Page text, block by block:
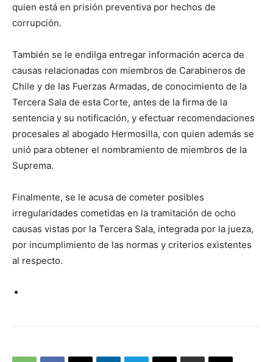
quien está en prisión preventiva por hechos de
corrupción.
También se le endilga entregar información acerca de
causas relacionadas con miembros de Carabineros de
Chile y de las Fuerzas Armadas, de conocimiento de la
Tercera Sala de esta Corte, antes de la firma de la
sentencia y su notificación, y efectuar recomendaciones
procesales al abogado Hermosilla, con quien además se
unió para obtener el nombramiento de miembros de la
Suprema.
Finalmente, se le acusa de cometer posibles
irregularidades cometidas en la tramitación de ocho
causas vistas por la Tercera Sala, integrada por la jueza,
por incumplimiento de las normas y criterios existentes
al respecto.